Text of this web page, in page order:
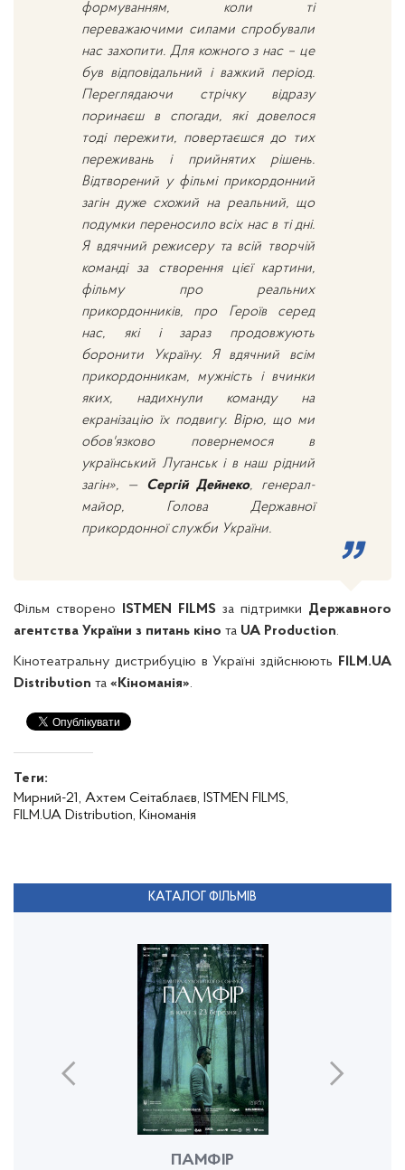
формуванням, коли ті
переважаючими силами спробували
нас захопити. Для кожного з нас – це
був відповідальний і важкий період.
Переглядаючи стрічку відразу
поринаєш в спогади, які довелося
тоді пережити, повертаєшся до тих
переживань і прийнятих рішень.
Відтворений у фільмі прикордонний
загін дуже схожий на реальний, що
подумки переносило всіх нас в ті дні.
Я вдячний режисеру та всій творчій
команді за створення цієї картини,
фільму про реальних
прикордонників, про Героїв серед
нас, які і зараз продовжують
боронити Україну. Я вдячний всім
прикордонникам, мужність і вчинки
яких, надихнули команду на
екранізацію їх подвигу. Вірю, що ми
обов'язково повернемося в
український Луганськ і в наш рідний
загін», — Сергій Дейнеко, генерал-
майор, Голова Державної
прикордонної служби України.
Фільм створено ISTMEN FILMS за підтримки Державного
агентства України з питань кіно та UA Production.
Кінотеатральну дистрибуцію в Україні здійснюють
FILM.UA
Distribution та «Кіноманія».
Теги:
Мирний-21, Ахтем Сеітаблаєв, ISTMEN FILMS,
FILM.UA Distribution, Кіноманія
КАТАЛОГ ФІЛЬМІВ
ПАМФІР